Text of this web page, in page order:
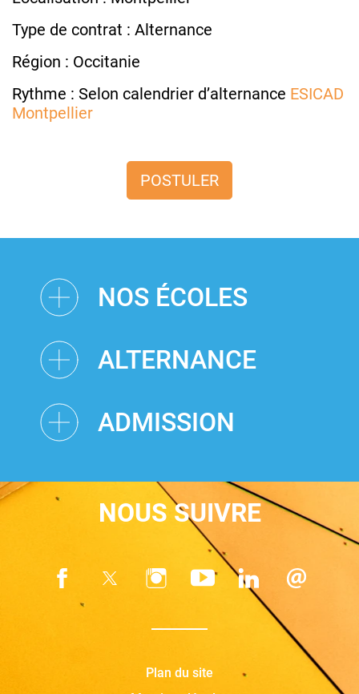
Type de contrat : Alternance
Région : Occitanie
Rythme : Selon calendrier d’alternance ESICAD
Montpellier
POSTULER
NOS ÉCOLES
ALTERNANCE
ADMISSION
NOUS SUIVRE
Plan du site